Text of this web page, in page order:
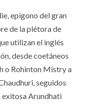
epígono del gran
de la plétora de
utilizan el inglés
desde coetáneos
o Rohinton Mistry a
seguidos
exitosa Arundhati